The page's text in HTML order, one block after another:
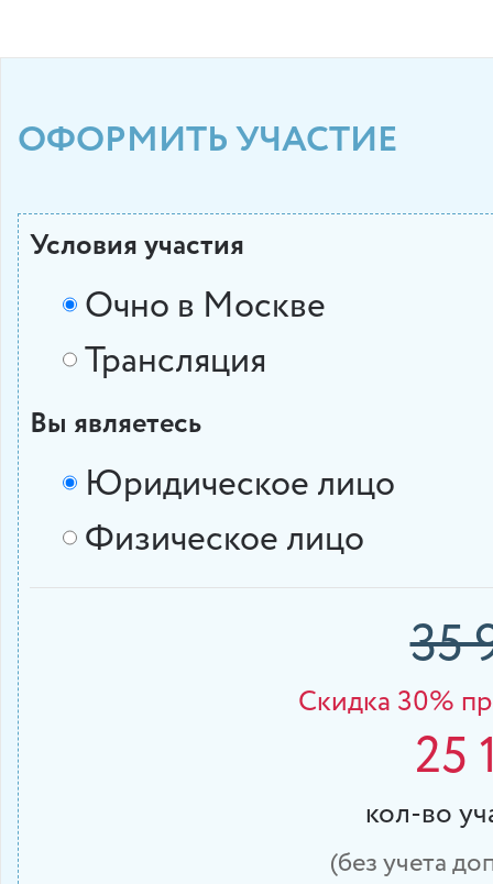
ОФОРМИТЬ УЧАСТИЕ
Условия участия
Очно в Москве
Трансляция
Вы являетесь
Юридическое лицо
Физическое лицо
35
Cкидка 30%
25
кол-во
(без учета